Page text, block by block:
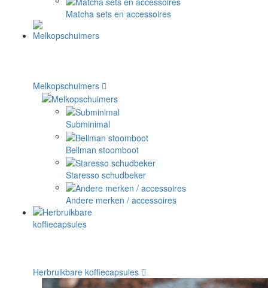
Matcha sets en accessoires
Melkopschuimers
Subminimal
Bellman stoomboot
Staresso schudbeker
Andere merken / accessoires
Herbruikbare koffiecapsules